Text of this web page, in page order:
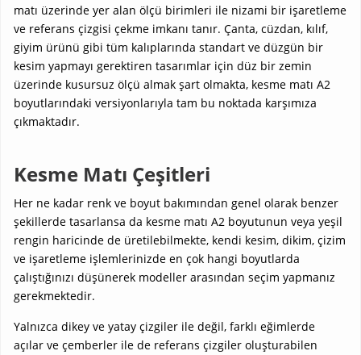
matı üzerinde yer alan ölçü birimleri ile nizami bir işaretleme
ve referans çizgisi çekme imkanı tanır. Çanta, cüzdan, kılıf,
giyim ürünü gibi tüm kalıplarında standart ve düzgün bir
kesim yapmayı gerektiren tasarımlar için düz bir zemin
üzerinde kusursuz ölçü almak şart olmakta, kesme matı A2
boyutlarındaki versiyonlarıyla tam bu noktada karşımıza
çıkmaktadır.
Kesme Matı Çeşitleri
Her ne kadar renk ve boyut bakımından genel olarak benzer
şekillerde tasarlansa da kesme matı A2 boyutunun veya yeşil
rengin haricinde de üretilebilmekte, kendi kesim, dikim, çizim
ve işaretleme işlemlerinizde en çok hangi boyutlarda
çalıştığınızı düşünerek modeller arasından seçim yapmanız
gerekmektedir.
Yalnızca dikey ve yatay çizgiler ile değil, farklı eğimlerde
açılar ve çemberler ile de referans çizgiler oluşturabilen